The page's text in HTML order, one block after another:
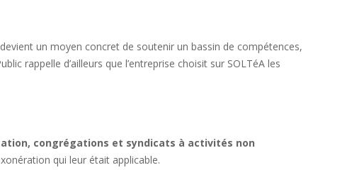
un moyen concret de soutenir un bassin de compétences,
rappelle d’ailleurs que l’entreprise choisit sur SOLTéA les
congrégations et syndicats à activités non
qui leur était applicable.